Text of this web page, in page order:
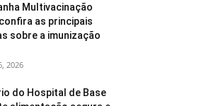
Multivacinação
as principais
sobre a imunização
2026
do Hospital de Base